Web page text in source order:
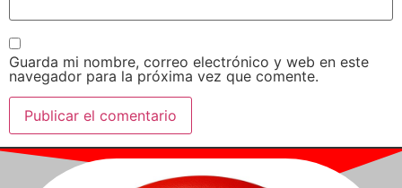
Guarda mi nombre, correo electrónico y web en este
navegador para la próxima vez que comente.